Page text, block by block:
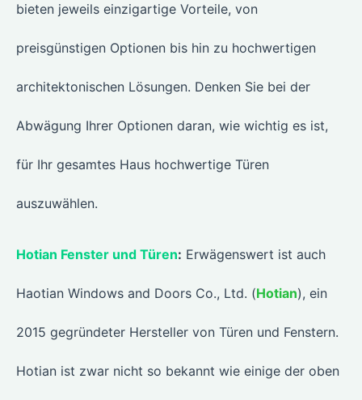
bieten jeweils einzigartige Vorteile, von
preisgünstigen Optionen bis hin zu hochwertigen
architektonischen Lösungen. Denken Sie bei der
Abwägung Ihrer Optionen daran, wie wichtig es ist,
für Ihr gesamtes Haus hochwertige Türen
auszuwählen.
Hotian Fenster und Türen: Erwägenswert ist auch
Haotian Windows and Doors Co., Ltd. (Hotian), ein
2015 gegründeter Hersteller von Türen und Fenstern.
Hotian ist zwar nicht so bekannt wie einige der oben